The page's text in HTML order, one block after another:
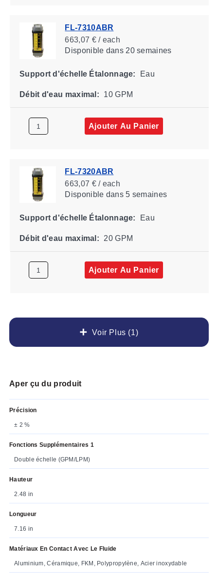
Voir Plus (1)
FL-7310ABR
663,07 € / each
Disponibledans 20 semaines
Support d'échelle Étalonnage: Eau
Débit d'eau maximal: 10 GPM
Ajouter Au Panier
FL-7320ABR
663,07 € / each
Disponibledans 5 semaines
Support d'échelle Étalonnage: Eau
Débit d'eau maximal: 20 GPM
Ajouter Au Panier
Aper çu du produit
Précision
± 2 %
Fonctions Supplémentaires 1
Double échelle (GPM/LPM)
Hauteur
2.48 in
Longueur
7.16 in
Matériaux En Contact Avec Le Fluide
Aluminium, Céramique, FKM, Polypropylène, Acier inoxydable